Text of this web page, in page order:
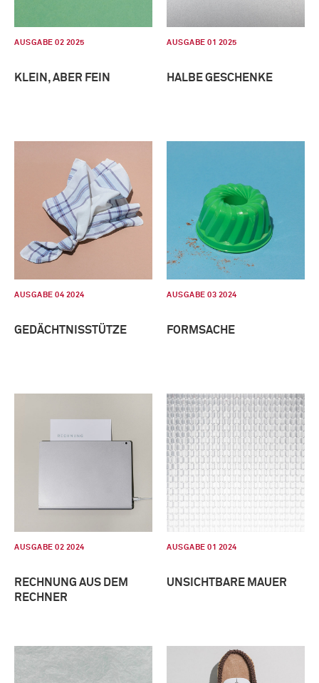
AUSGABE 02 2025
KLEIN, ABER FEIN
AUSGABE 01 2025
HALBE GESCHENKE
AUSGABE 04 2024
GEDÄCHTNISSTÜTZE
AUSGABE 03 2024
FORMSACHE
AUSGABE 02 2024
RECHNUNG AUS DEM
RECHNER
AUSGABE 01 2024
UNSICHTBARE MAUER